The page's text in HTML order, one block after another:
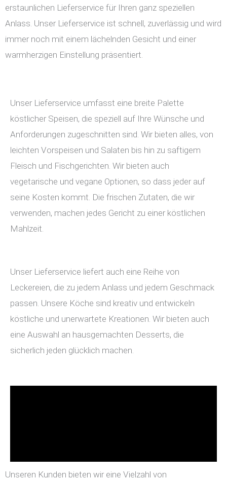
erstaunlichen Lieferservice für Ihren ganz speziellen
Anlass. Unser Lieferservice ist schnell, zuverlässig und wird
immer noch mit einem lächelnden Gesicht und einer
warmherzigen Einstellung präsentiert.
Unser Lieferservice umfasst eine breite Palette
köstlicher Speisen, die speziell auf Ihre Wünsche und
Anforderungen zugeschnitten sind. Wir bieten alles, von
leichten Vorspeisen und Salaten bis hin zu saftigem
Fleisch und Fischgerichten. Wir bieten auch
vegetarische und vegane Optionen, so dass jeder auf
seine Kosten kommt. Die frischen Zutaten, die wir
verwenden, machen jedes Gericht zu einer köstlichen
Mahlzeit.
Unser Lieferservice liefert auch eine Reihe von
Leckereien, die zu jedem Anlass und jedem Geschmack
passen. Unsere Köche sind kreativ und entwickeln
köstliche und unerwartete Kreationen. Wir bieten auch
eine Auswahl an hausgemachten Desserts, die
sicherlich jeden glücklich machen.
Unseren Kunden bieten wir eine Vielzahl von